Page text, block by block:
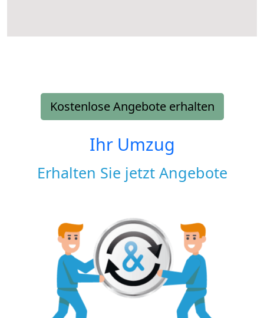
Kostenlose Angebote erhalten
Ihr Umzug
Erhalten Sie jetzt Angebote